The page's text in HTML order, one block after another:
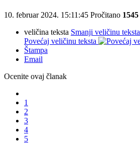
10. februar 2024. 15:11:45 Pročitano 1545
veličina teksta Smanji veličinu teksta
Povećaj veličinu teksta
Štampa
Email
Ocenite ovaj članak
1
2
3
4
5